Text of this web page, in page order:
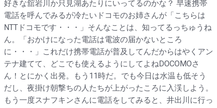
好きな舘岩川か只見湖あたりにいってるのかな？ 早速携帯
電話を呼んでみるが冷たいドコモのお姉さんが「こちらは
NTTドコモです・・・」そんなことは、知ってるっちゅうね
ん。「おかけになった電話は電波の届かないところ
に・・・」これだけ携帯電話が普及してんだからはやくアン
テナ建てて、どこでも使えるようにしてよねDOCOMOさ
ん！とにかく出発。もう11時だ。でも今日は水温も低そう
だし、夜掛け朝撃ちの人たちが上がったころに入渓しよう。
もう一度スナフキンさんに電話をしてみると、井出川に行っ